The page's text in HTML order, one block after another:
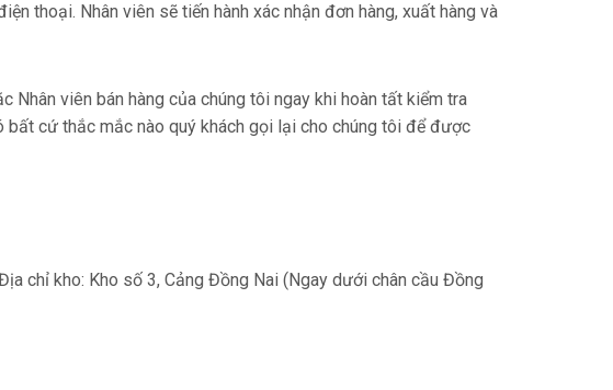
thoại. Nhân viên sẽ tiến hành xác nhận đơn hàng, xuất hàng và
Nhân viên bán hàng của chúng tôi ngay khi hoàn tất kiểm tra
bất cứ thắc mắc nào quý khách gọi lại cho chúng tôi để được
chỉ kho: Kho số 3, Cảng Đồng Nai (Ngay dưới chân cầu Đồng